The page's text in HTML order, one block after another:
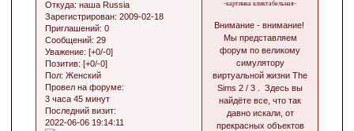
Откуда: наша Russia
Зарегистрирован: 2009-02-18
Приглашений: 0
Сообщений: 29
Уважение: [+0/-0]
Позитив: [+0/-0]
Пол: Женский
Провел на форуме:
3 часа 45 минут
Последний визит:
2022-06-06 19:14:11
-картинка кликтабельная-
Внимание - внимание!
Мы представляем
форум по великому
симулятору
виртуальной жизни The
Sims 2 / 3 . Здесь вы
найдёте все, что так
давно искали, от
прекрасных объектов